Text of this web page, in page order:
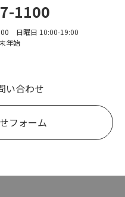
1100
日曜日 10:00-19:00
年始
い合わせ
フォーム